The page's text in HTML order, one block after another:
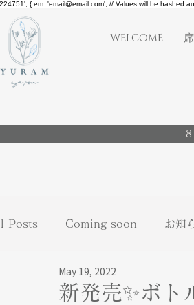
{ em: 'email@email.com', // Values will be hashed
WELCOME
Posts Coming soon お知
新発売✨ボト
May 19, 2022